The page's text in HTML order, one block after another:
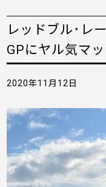
レッドブル･レ
GPにヤル気マ
2020年11月12日